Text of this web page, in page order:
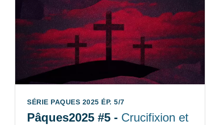
SÉRIE PAQUES 2025 ÉP. 5/7
Pâques2025 #5 - Crucifixion et